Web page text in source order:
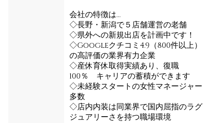
会社の特徴は...
◇長野・新潟で５店舗運営の老舗
◇県外への新規出店を計画中です！
◇Googleクチコミ4.9（800件以上）
の高評価の業界有力企業
◇産休育休取得実績あり、復職
100％ キャリアの蓄積ができます
◇未経験スタートの女性マネージャー
多数
◇店内内装は同業界で国内屈指のラグ
ジュアリーさを持つ職場環境